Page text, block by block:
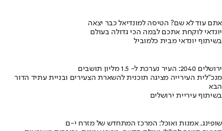
אתם עוד לא שם? הטיסה למונדיאל כבר יצאה
יונדאי לוקחת אתכם לבמה הכי גדולה בעולם
בשיתוף יונדאי מבית כלמוביל
ירושלים 2040: העיר נערכת ל- 1.5 מליון תושבים
מנכ"לית העירייה מציגה תוכנית להשארת הצעירים ובניית עתיד הדור
הבא
בשיתוף עיריית ירושלים
שופינג, אמנות ואוכל: המרכז המתחדש של מזרח י-ם